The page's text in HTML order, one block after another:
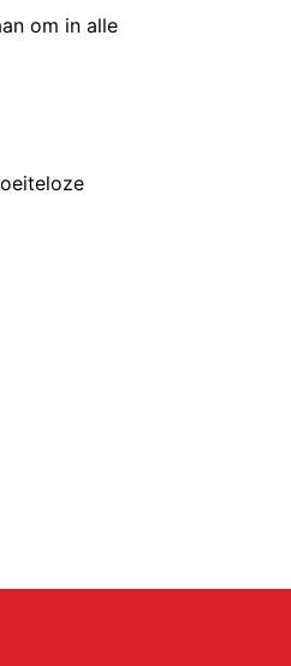
om in alle